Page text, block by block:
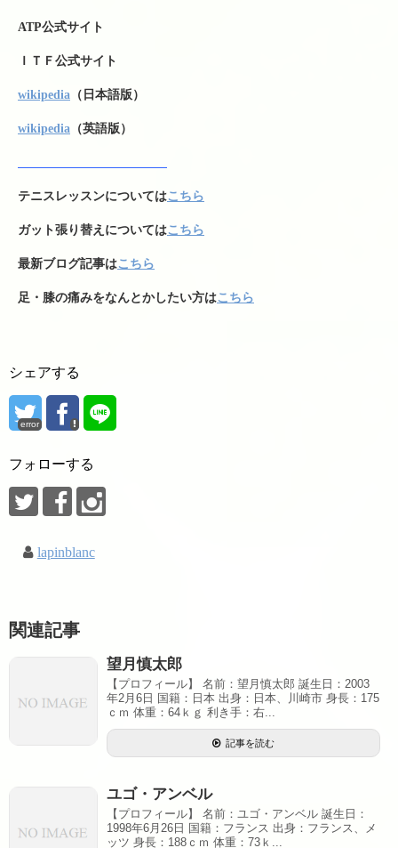
ATP公式サイト
ＩＴＦ公式サイト
wikipedia （日本語版）
wikipedia （英語版）
テニスレッスンについてはこちら
ガット張り替えについてはこちら
最新ブログ記事はこちら
足・膝の痛みをなんとかしたい方はこちら
シェアする
error
フォローする
lapinblanc
関連記事
望月慎太郎
【プロフィール】 名前：望月慎太郎 誕生日：2003
年2月6日 国籍：日本 出身：日本、川崎市 身長：175
ｃｍ 体重：64ｋｇ 利き手：右...
記事を読む
ユゴ・アンベル
【プロフィール】 名前：ユゴ・アンベル 誕生日：
1998年6月26日 国籍：フランス 出身：フランス、メ
ッツ 身長：188ｃｍ 体重：73ｋ...